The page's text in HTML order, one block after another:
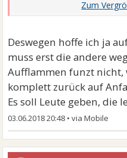
3 Wochen nicht auch
Offene Worte bei Zeiten
!
Deshalb hat es bei mir
weil sie in 20 Jahren ehe
Bleib geduldig .
Deswegen hoffe ich ja
muss erst die andere
Aufflammen funzt
komplett zurück auf
Es soll Leute geben, die
03.06.2018 20:48 •